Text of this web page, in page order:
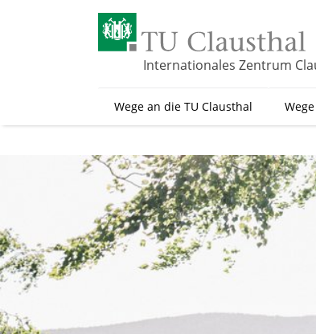
t
s
p
r
i
n
g
Internationales Zentrum
Wege an die TU Clausthal